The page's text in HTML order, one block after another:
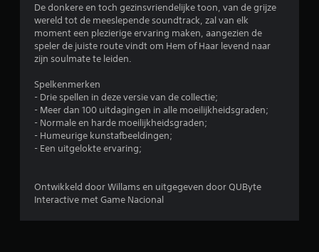
De donkere en toch gezinsvriendelijke toon, van de grijze
wereld tot de meeslepende soundtrack, zal van elk
moment een plezierige ervaring maken, aangezien de
speler de juiste route vindt om Hem of Haar levend naar
zijn soulmate te leiden.
Spelkenmerken
- Drie spellen in deze versie van de collectie;
- Meer dan 100 uitdagingen in alle moeilijkheidsgraden;
- Normale en harde moeilijkheidsgraden;
- Humeurige kunstafbeeldingen;
- Een uitgelokte ervaring;
Ontwikkeld door Willams en uitgegeven door QUByte
Interactive met Game Nacional